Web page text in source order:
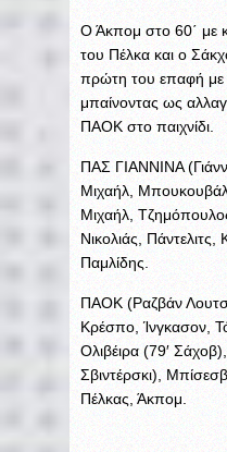
Ο Άκπομ στο 60΄ με
του Πέλκα και ο
πρώτη του επαφή με
μπαίνοντας ως
ΠΑΟΚ στο παιχνίδι.
ΠΑΣ ΓΙΑΝΝΙΝΑ
Μιχαήλ,
Μιχαήλ,
Νικολιάς, Πάντελιτς,
Παμλίδης.
ΠΑΟΚ (Ραζβάν
Κρέσπο, Ίνγκασον,
Ολιβέιρα (79′
Σβιντέρσκι),
Πέλκας, Άκπομ.